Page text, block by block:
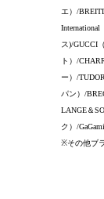
エ）/
ス)/GUCCI
ト）/
ー）/
パン）/
LANGE＆
ク）/
※その他ブ